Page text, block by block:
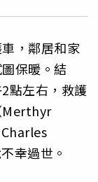
，鄰居和家
保暖。結
點左右，救護
Merthyr
幸過世。